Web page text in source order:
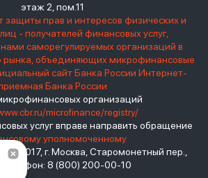
этаж 2, пом.11
защиты прав и интересов физических и
- получателей финансовых услуг,
саморегулируемых организаций в
рынка, объединяющих микрофинансовые
сайт Банка России Интернет-
Банка России
организаций
microfinance/registry/
услуг вправе направить обращение
уполномоченному
119017, г. Москва, Старомонетный пер.,
8 (800) 200-00-10